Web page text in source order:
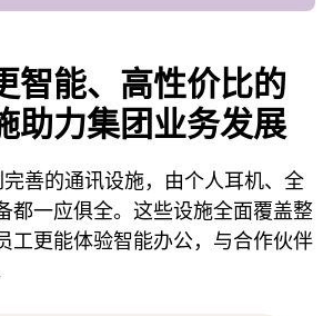
智能、高性价比的
助力集团业务发展
善的通讯设施，由个人耳机、全
都一应俱全。这些设施全面覆盖整
工更能体验智能办公，与合作伙伴